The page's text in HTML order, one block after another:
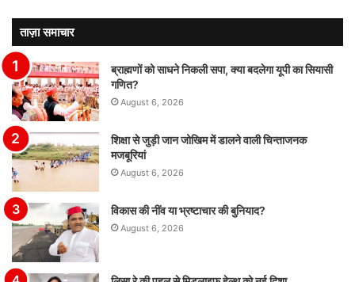
ताज़ा समाचार
ब्राह्मणों को साधने निकली सपा, क्या बदलेगा यूपी का सियासी
गणित?
August 6, 2026
शिक्षा से जुड़ी जान जोखिम में डालने वाली चिन्ताजनक
मजबूरियां
August 6, 2026
विकास की नींव या भ्रष्टाचार की बुनियाद?
August 6, 2026